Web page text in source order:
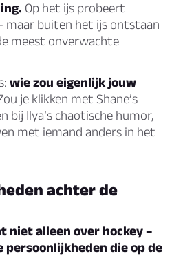
Op het ijs probeert
maar buiten het ijs ontstaan
meest onverwachte
wie zou eigenlijk jouw
je klikken met Shane’s
bij Ilya’s chaotische humor,
met iemand anders in het
achter de
niet alleen over hockey –
persoonlijkheden die op de